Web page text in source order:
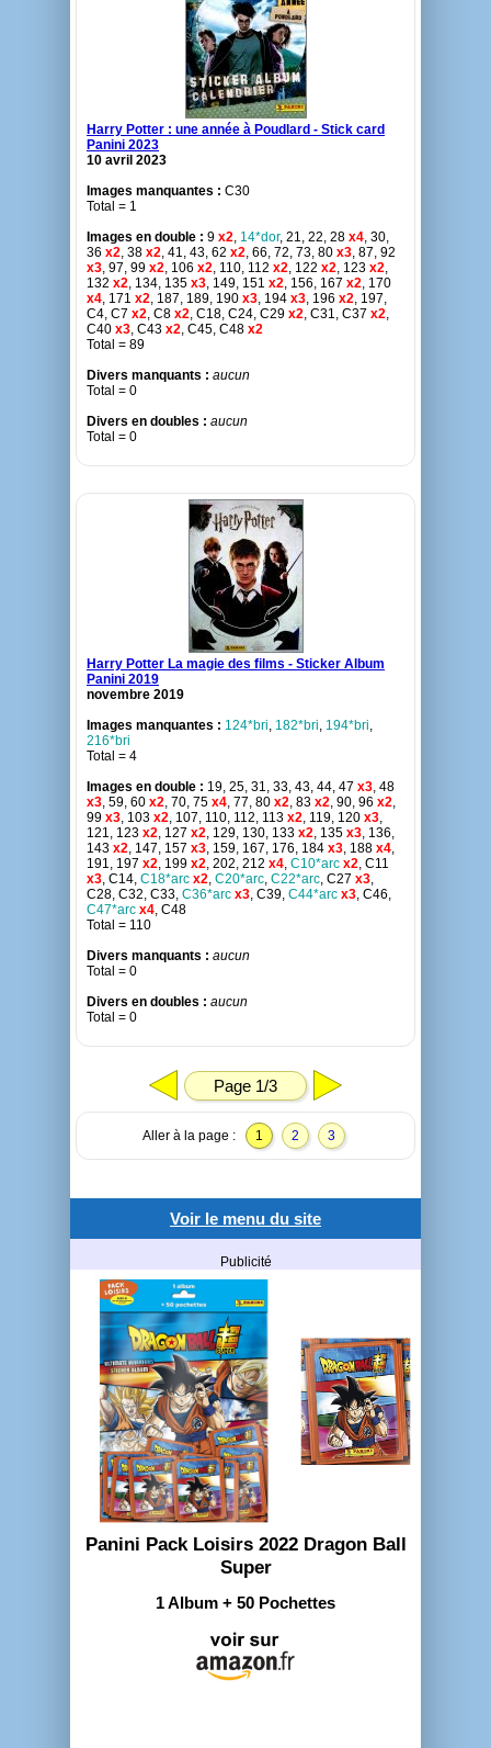
Harry Potter : une année à Poudlard - Stick card
Panini 2023
10 avril 2023
Images manquantes : C30
Total = 1
Images en double : 9 x2, 14*dor, 21, 22, 28 x4, 30,
36 x2, 38 x2, 41, 43, 62 x2, 66, 72, 73, 80 x3, 87, 92
x3, 97, 99 x2, 106 x2, 110, 112 x2, 122 x2, 123 x2,
132 x2, 134, 135 x3, 149, 151 x2, 156, 167 x2, 170
x4, 171 x2, 187, 189, 190 x3, 194 x3, 196 x2, 197,
C4, C7 x2, C8 x2, C18, C24, C29 x2, C31, C37 x2,
C40 x3, C43 x2, C45, C48 x2
Total = 89
Divers manquants : aucun
Total = 0
Divers en doubles : aucun
Total = 0
Harry Potter La magie des films - Sticker Album
Panini 2019
novembre 2019
Images manquantes : 124*bri, 182*bri, 194*bri,
216*bri
Total = 4
Images en double : 19, 25, 31, 33, 43, 44, 47 x3, 48
x3, 59, 60 x2, 70, 75 x4, 77, 80 x2, 83 x2, 90, 96 x2,
99 x3, 103 x2, 107, 110, 112, 113 x2, 119, 120 x3,
121, 123 x2, 127 x2, 129, 130, 133 x2, 135 x3, 136,
143 x2, 147, 157 x3, 159, 167, 176, 184 x3, 188 x4,
191, 197 x2, 199 x2, 202, 212 x4, C10*arc x2, C11
x3, C14, C18*arc x2, C20*arc, C22*arc, C27 x3,
C28, C32, C33, C36*arc x3, C39, C44*arc x3, C46,
C47*arc x4, C48
Total = 110
Divers manquants : aucun
Total = 0
Divers en doubles : aucun
Total = 0
Page 1/3
Aller à la page : 1 2 3
Voir le menu du site
Publicité
Panini Pack Loisirs 2022 Dragon Ball
Super
1 Album + 50 Pochettes